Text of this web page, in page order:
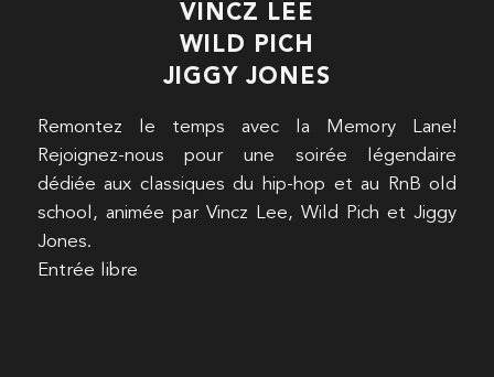
VINCZ LEE
WILD PICH
JIGGY JONES
Remontez le temps avec la Memory Lane!
Rejoignez-nous pour une soirée légendaire
dédiée aux classiques du hip-hop et au RnB old
school, animée par Vincz Lee, Wild Pich et Jiggy
Jones.
Entrée libre